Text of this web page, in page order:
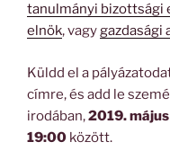
tanulmányi bizottsági
elnök, vagygazdasági
Küldd el a
címre, és add le
irodában,2019.
19:00 között.